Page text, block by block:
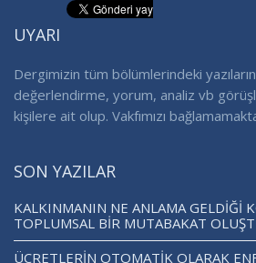
UYARI
Dergimizin tüm bölümlerindeki
değerlendirme, yorum, analiz vb
kişilere ait olup. Vakfımızı
SON YAZILAR
KALKINMANIN NE ANLAMA GELDİĞİ
TOPLUMSAL BİR MUTABAKAT
ÜCRETLERİN OTOMATİK OLARAK